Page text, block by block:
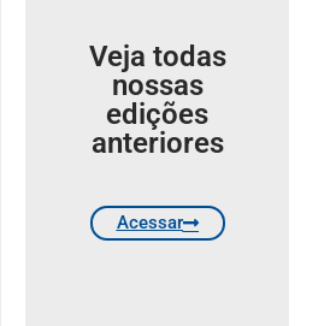
Veja todas
nossas
edições
anteriores
Acessar